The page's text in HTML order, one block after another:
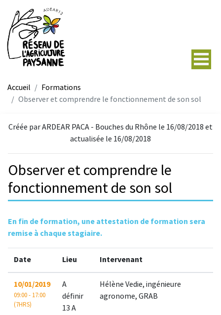
Accueil
Formations
Observer et comprendre le fonctionnement de son sol
Créée par ARDEAR PACA - Bouches du Rhône le 16/08/2018 et
actualisée le 16/08/2018
Observer et comprendre le
fonctionnement de son sol
En fin de formation, une attestation de formation sera
remise à chaque stagiaire.
Date Lieu Intervenant
10/01/2019
09:00 - 17:00
(7HRS)
A
définir
13 A
Hélène Vedie, ingénieure
agronome, GRAB